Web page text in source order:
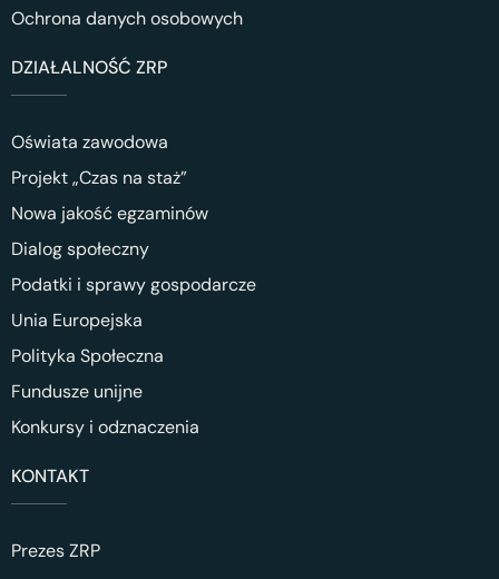
Ochrona danych osobowych
DZIAŁALNOŚĆ ZRP
Oświata zawodowa
Projekt „Czas na staż”
Nowa jakość egzaminów
Dialog społeczny
Podatki i sprawy gospodarcze
Unia Europejska
Polityka Społeczna
Fundusze unijne
Konkursy i odznaczenia
KONTAKT
Prezes ZRP